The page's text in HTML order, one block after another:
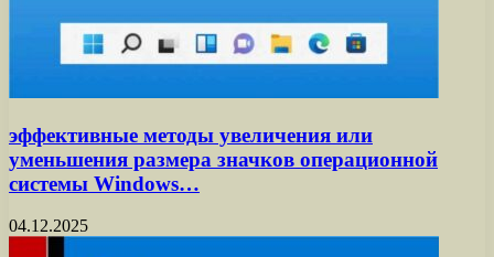
эффективные методы увеличения или
уменьшения размера значков операционной
системы Windows…
04.12.2025